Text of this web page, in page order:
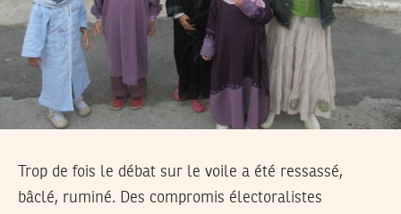
Trop de fois le débat sur le voile a été ressassé,
bâclé, ruminé. Des compromis électoralistes